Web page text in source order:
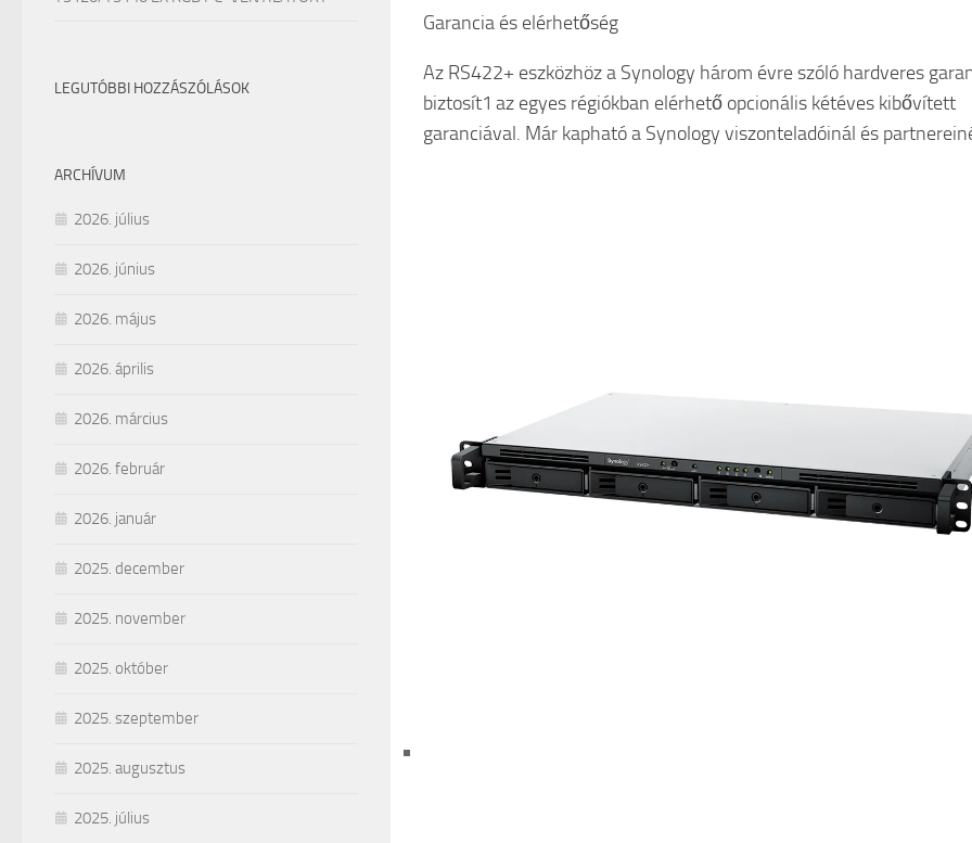
Garancia és elérhetőség
Az RS422+ eszközhöz a Synology három évre szóló hardveres
biztosít1 az egyes régiókban elérhető opcionális kétéves kibővített
garanciával. Már kapható a Synology viszonteladóinál és
LEGUTÓBBI HOZZÁSZÓLÁSOK
ARCHÍVUM
2026. július
2026. június
2026. május
2026. április
2026. március
2026. február
2026. január
2025. december
2025. november
2025. október
2025. szeptember
2025. augusztus
2025. július